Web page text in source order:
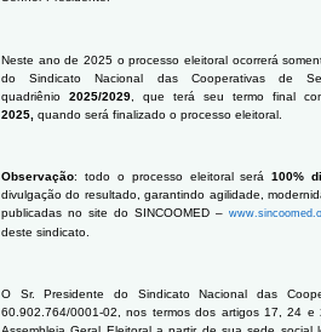
Neste ano de 2025 o processo eleitoral ocorrerá
do Sindicato Nacional das Cooperativas de
quadriênio 2025/2029, que terá seu termo final
2025, quando será finalizado o processo eleitoral.
Observação: todo o processo eleitoral será100%
divulgação do resultado, garantindo agilidade,
publicadas no site do SINCOOMED –
deste sindicato.
O Sr. Presidente do Sindicato Nacional das
60.902.764/0001-02, nos termos dos artigos 17, 24